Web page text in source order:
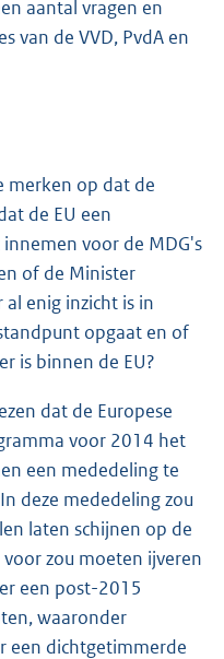
aantal vragen en
van de VVD, PvdA en
merken op dat de
de EU een
voor de MDG's
of de Minister
enig inzicht is in
opgaat en of
is binnen de EU?
dat de Europese
voor 2014 het
een mededeling te
deze mededeling zou
laten schijnen op de
zou moeten ijveren
een post-2015
waaronder
een dichtgetimmerde